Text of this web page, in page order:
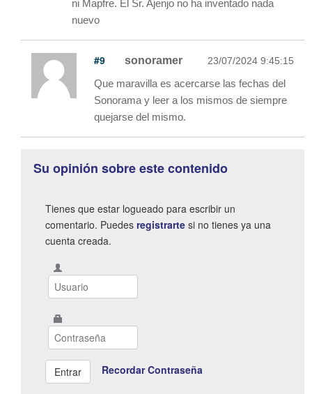
ni Mapfre. El Sr. Ajenjo no ha inventado nada
nuevo
#9 sonoramer 23/07/2024 9:45:15
Que maravilla es acercarse las fechas del
Sonorama y leer a los mismos de siempre
quejarse del mismo.
Su opinión sobre este contenido
Tienes que estar logueado para escribir un
comentario. Puedes registrarte si no tienes ya una
cuenta creada.
Recordar Contraseña